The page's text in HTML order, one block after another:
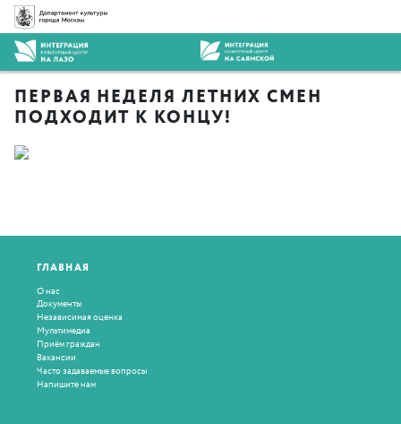
ПЕРВАЯ НЕДЕЛЯ ЛЕТНИХ СМЕН
ПОДХОДИТ К КОНЦУ!
ГЛАВНАЯ
О нас
Документы
Независимая оценка
Мультимедиа
Приём граждан
Вакансии
Часто задаваемые вопросы
Напишите нам